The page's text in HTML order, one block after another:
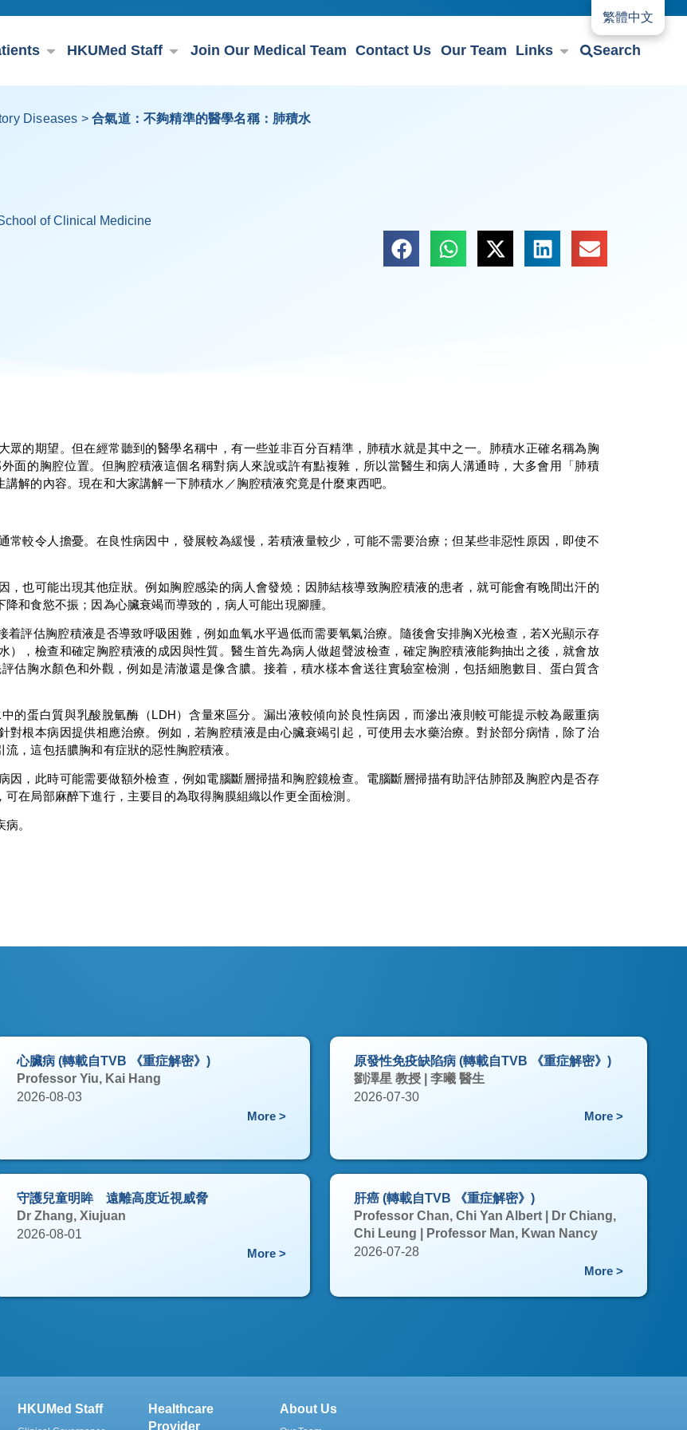
繁體中文
HKUMed Staff Join Our Medical Team Contact Us Our Team Links Search
Diseases >合氣道：不夠精準的醫學名稱：肺積水
of Clinical Medicine
眾的期望。但在經常聽到的醫學名稱中，有一些並非百分百精準，肺積水就是其中之一。肺積水正確名稱為胸
面的胸腔位置。但胸腔積液這個名稱對病人來說或許有點複雜，所以當醫生和病人溝通時，大多會用「肺積
解的內容。現在和大家講解一下肺積水／胸腔積液究竟是什麼東西吧。
常較令人擔憂。在良性病因中，發展較為緩慢，若積液量較少，可能不需要治療；但某些非惡性原因，即使不
，也可能出現其他症狀。例如胸腔感染的病人會發燒；因肺結核導致胸腔積液的患者，就可能會有晚間出汗的
和食慾不振；因為心臟衰竭而導致的，病人可能出現腳腫。
評估胸腔積液是否導致呼吸困難，例如血氧水平過低而需要氧氣治療。隨後會安排胸X光檢查，若X光顯示存
），檢查和確定胸腔積液的成因與性質。醫生首先為病人做超聲波檢查，確定胸腔積液能夠抽出之後，就會放
估胸水顏色和外觀，例如是清澈還是像含膿。接着，積水樣本會送往實驗室檢測，包括細胞數目、蛋白質含
的蛋白質與乳酸脫氫酶（LDH）含量來區分。漏出液較傾向於良性病因，而滲出液則較可能提示較為嚴重病
對根本病因提供相應治療。例如，若胸腔積液是由心臟衰竭引起，可使用去水藥治療。對於部分病情，除了治
，這包括膿胸和有症狀的惡性胸腔積液。
因，此時可能需要做額外檢查，例如電腦斷層掃描和胸腔鏡檢查。電腦斷層掃描有助評估肺部及胸腔內是否存
在局部麻醉下進行，主要目的為取得胸膜組織以作更全面檢測。
。
心臟病 (轉載自TVB 《重症解密》)
Professor Yiu, Kai Hang
2026-08-03
More >
原發性免疫缺陷病 (轉載自TVB 《重症解密》)
劉澤星 教授 | 李曦 醫生
2026-07-30
More >
守護兒童明眸 遠離高度近視威脅
Dr Zhang, Xiujuan
2026-08-01
More >
肝癌 (轉載自TVB 《重症解密》)
Professor Chan, Chi Yan Albert | Dr Chiang,
Chi Leung | Professor Man, Kwan Nancy
2026-07-28
More >
HKUMed Staff
Healthcare
Provider
About Us